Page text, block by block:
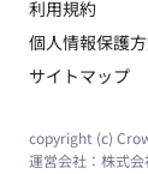
利用規約
個人情報保護
サイトマップ
copyright (c)
運営会社： 株式会